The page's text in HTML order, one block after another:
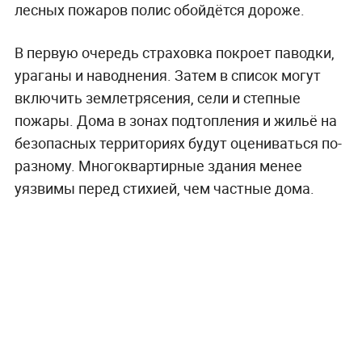
лесных пожаров полис обойдётся дороже.
В первую очередь страховка покроет паводки,
ураганы и наводнения. Затем в список могут
включить землетрясения, сели и степные
пожары. Дома в зонах подтопления и жильё на
безопасных территориях будут оцениваться по-
разному. Многоквартирные здания менее
уязвимы перед стихией, чем частные дома.